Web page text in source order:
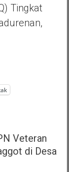
Tingkat
Veteran
di Desa